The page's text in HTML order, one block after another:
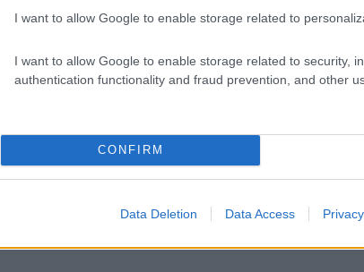
I want to allow Google to enable storage related to
I want to allow Google to enable storage related to security,
authentication functionality and fraud prevention, and other
CONFIRM
Data Deletion Data Access
παντού…